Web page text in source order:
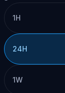
1H
24H
1W